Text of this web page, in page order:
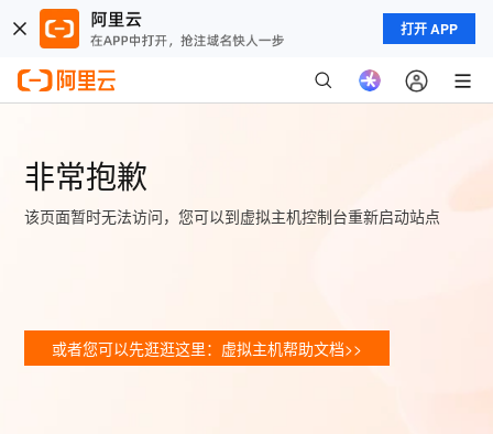
打开 APP
非常抱歉
该页面暂时无法访问，您可以到虚拟主机控制台重新启动站点
或者您可以先逛逛这里：虚拟主机帮助文档>>